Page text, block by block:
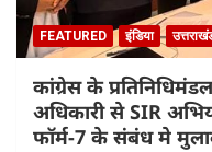
FEATURED इंडिया
कांग्रेस के
अधिकारी से SIR
फॉर्म-7 के संबंध मे